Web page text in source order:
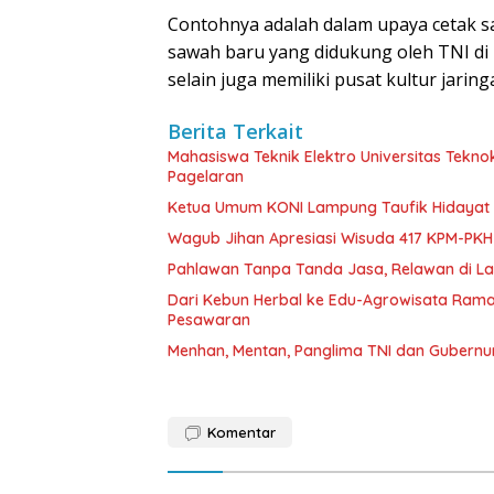
Contohnya adalah dalam upaya cetak
sawah baru yang didukung oleh TNI
selain juga memiliki pusat kultur
Berita Terkait
Mahasiswa Teknik Elektro Universitas
Pagelaran
Ketua Umum KONI Lampung Taufik
Wagub Jihan Apresiasi Wisuda 417 KPM-
Pahlawan Tanpa Tanda Jasa, Relawan di
Dari Kebun Herbal ke Edu-Agrowisata
Pesawaran
Menhan, Mentan, Panglima TNI dan
Komentar